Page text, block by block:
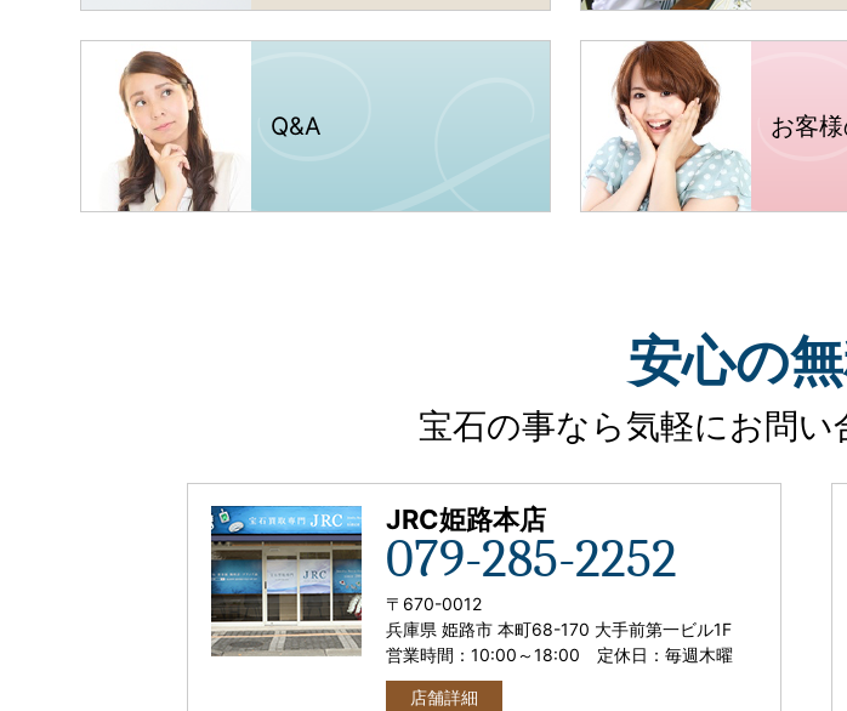
Q&A お客
安心の
宝石の事なら気軽にお問い
JRC姫路本店
079-285-2252
〒 670-0012
兵庫県 姫路市 本町68-170 大手前第一ビル1F
営業時間：10:00 ～18:00 定休日：毎週木曜
店舗詳細